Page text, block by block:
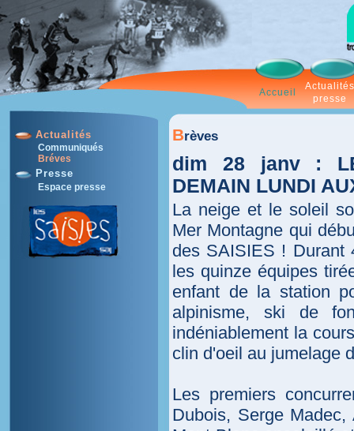
Accueil
Actualités
presse
Actualités
Communiqués
Bréves
Presse
Espace presse
Brèves
dim 28 janv : LE
DEMAIN LUNDI
La neige et le soleil
Mer Montagne qui
des SAISIES ! Durant
les quinze équipes
enfant de la station
alpinisme, ski de
indéniablement la
clin d'oeil au jumelage
Les premiers
Dubois, Serge